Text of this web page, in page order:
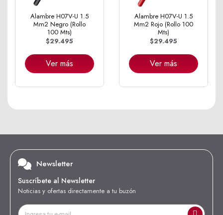
Alambre H07V-U 1.5
Mm2 Negro (Rollo
100 Mts)
$29.495
Ver más
Alambre H07V-U 1.5
Mm2 Rojo (Rollo 100
Mts)
$29.495
Ver más
Newsletter
Suscríbete al Newsletter
Noticias y ofertas directamente a tu buzón